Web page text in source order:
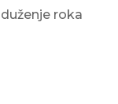
roka